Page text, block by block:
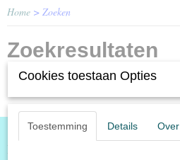
Home > Zoeken
Zoekresultaten
Cookies toestaan Opties
Toestemming Details Over